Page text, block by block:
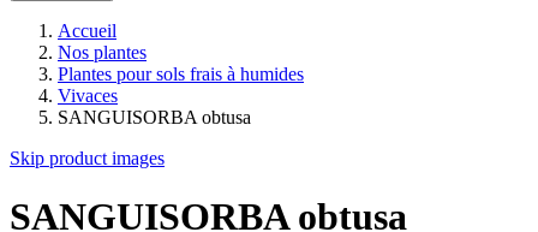
Accueil
Nos plantes
Plantes pour sols frais à humides
Vivaces
SANGUISORBA obtusa
Skip product images
SANGUISORBA obtusa